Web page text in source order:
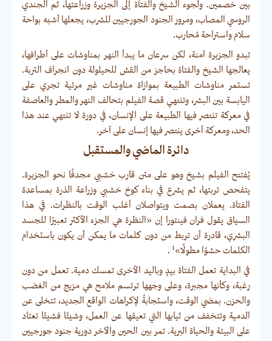
بين خصمين. ولجوء الشيخ والفتاة إلى الجزيرة وزراعتها، ثم الجندي
الروسي المصاب، ومرور الجنود الجورجيين للشرب، يجعلها أشبه بواحة
سلام واستراحة مُحارب.
تبدو الجزيرة آمنة، لكن سرعان ما يبدأ النهر بمناوشات على أطرافها،
يعالجها الشيخ والفتاة بحاجز من القش للحيلولة دون انجراف التربة.
تستمر مناوشات الطبيعة بموازاة مناوشات غير مرئية تجري على
اليابسة بين البشر، وتنتهي قصة الفيلم بتحالف النهر والمطر والعاصفة
في معركة تنتصر فيها الطبيعة على الإنسان، في دورة لا تنتهي عند هذا
الحد، ومعركة أخرى ينتصر فيها إنسان على آخر.
دائرة الماضي والمستقبل
يُفتتح الفيلم بشيخ وهو على متن قارب خشبي مجدفًا نحو الجزيرة.
يتفحص تربتها، ثم يشرع في بناء كوخ خشبي وزراعة الذرة بمساعدة
الفتاة. يعملان بصمت ويتواصلان أغلب الوقت بالنظرات. في هذا
السياق يقول فران فينتورا إن «النظرة هي الجزء الأكثر تعبيرًا للجسد
البشري، قادرة أن تربط من دون كلمات ما يمكن أن يكون باستخدام
الكلمات حشوًا مطولًا»1
.
في البداية تعمل الفتاة بيدٍ وباليد الأخرى تمسك دمية. تعمل من دون
رغبة، وكأنها مجبرة، وعلى وجهها ترتسم ملامح هي مزيج من الغضب
والحزن. بمضي الوقت، واستجابةً لإكراهات الواقع الجديد، تتخلى عن
الدمية وتتخفف من ثيابها التي تعيقها عن العمل، وشيئًا فشيئًا تعتاد
على البيئة والحياة البرية. تمر بين الحين والآخر دورية جنود جورجيين